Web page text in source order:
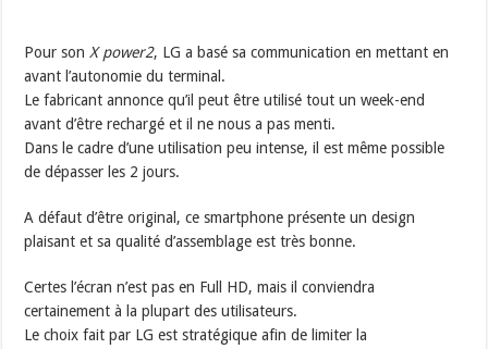
Pour son X power2, LG a basé sa communication en mettant en
avant l’autonomie du terminal.
Le fabricant annonce qu’il peut être utilisé tout un week-end
avant d’être rechargé et il ne nous a pas menti.
Dans le cadre d’une utilisation peu intense, il est même possible
de dépasser les 2 jours.
A défaut d’être original, ce smartphone présente un design
plaisant et sa qualité d’assemblage est très bonne.
Certes l’écran n’est pas en Full HD, mais il conviendra
certainement à la plupart des utilisateurs.
Le choix fait par LG est stratégique afin de limiter la